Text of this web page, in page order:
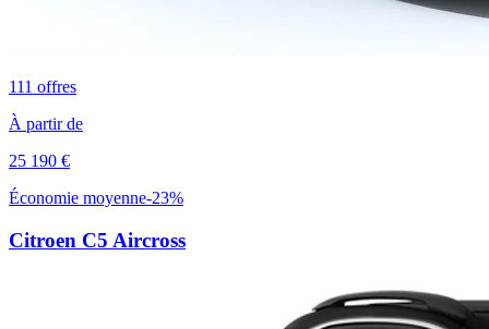
111 offres
À partir de
25 190 €
Économie moyenne-23%
Citroen C5 Aircross